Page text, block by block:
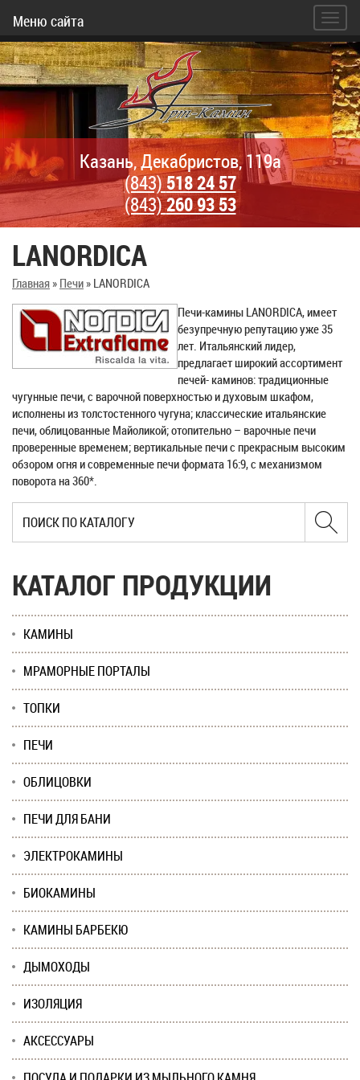
Меню сайта
Казань, Декабристов, 119а
(843)518 24 57
(843)260 93 53
LANORDICA
Главная» Печи» LANORDICA
Печи-камины LANORDICA, имеет
безупречную репутацию уже 35
лет. Итальянский лидер,
предлагает широкий ассортимент
печей- каминов: традиционные
чугунные печи, с варочной поверхностью и духовым шкафом,
исполнены из толстостенного чугуна; классические итальянские
печи, облицованные Майоликой; отопительно – варочные печи
проверенные временем; вертикальные печи с прекрасным высоким
обзором огня и современные печи формата 16:9, с механизмом
поворота на 360*.
КАТАЛОГ ПРОДУКЦИИ
КАМИНЫ
МРАМОРНЫЕ ПОРТАЛЫ
ТОПКИ
ПЕЧИ
ОБЛИЦОВКИ
ПЕЧИ ДЛЯ БАНИ
ЭЛЕКТРОКАМИНЫ
БИОКАМИНЫ
КАМИНЫ БАРБЕКЮ
ДЫМОХОДЫ
ИЗОЛЯЦИЯ
АКСЕССУАРЫ